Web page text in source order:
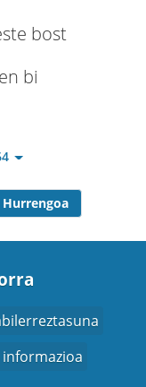
bost
bi
Hurrengoa
informazioa